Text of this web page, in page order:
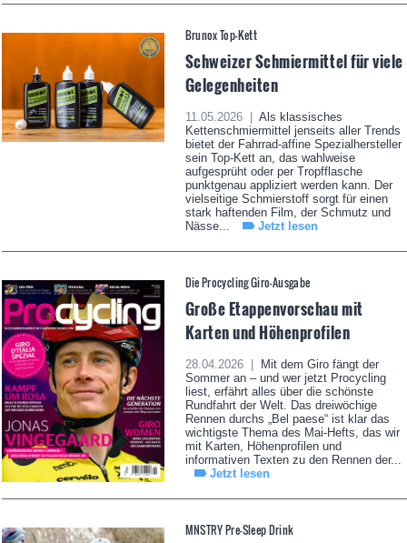
Brunox Top-Kett
Schweizer Schmiermittel für viele
Gelegenheiten
11.05.2026 |
Als klassisches
Kettenschmiermittel jenseits aller Trends
bietet der Fahrrad-affine Spezialhersteller
sein Top-Kett an, das wahlweise
aufgesprüht oder per Tropfflasche
punktgenau appliziert werden kann. Der
vielseitige Schmierstoff sorgt für einen
stark haftenden Film, der Schmutz und
Nässe...
Jetzt lesen
Die Procycling Giro-Ausgabe
Große Etappenvorschau mit
Karten und Höhenprofilen
28.04.2026 |
Mit dem Giro fängt der
Sommer an – und wer jetzt Procycling
liest, erfährt alles über die schönste
Rundfahrt der Welt. Das dreiwöchige
Rennen durchs „Bel paese“ ist klar das
wichtigste Thema des Mai-Hefts, das wir
mit Karten, Höhenprofilen und
informativen Texten zu den Rennen der...
Jetzt lesen
MNSTRY Pre-Sleep Drink